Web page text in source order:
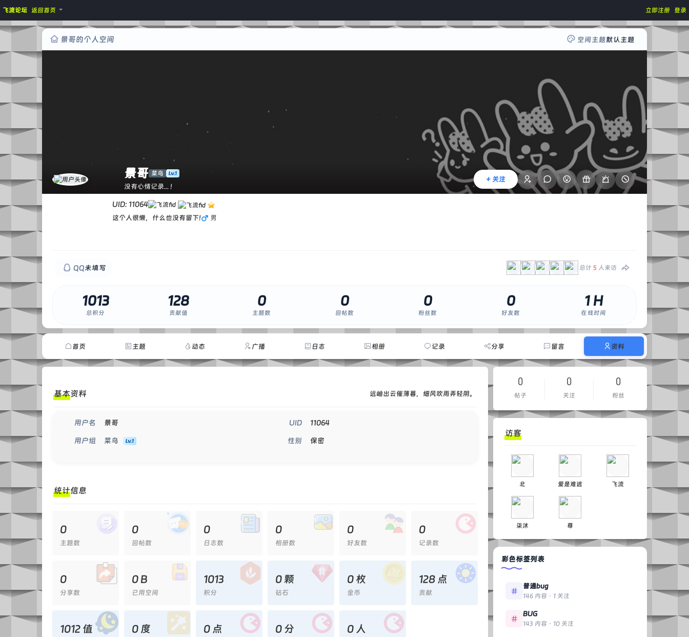
立即注册 登录
飞流论坛 返回首页
景哥的个人空间 空间主题默认主题
景哥 菜鸟
没有心情记录... !
+ 关注
UID: 11064
这个人很懒，什么也没有留下! 男
QQ未填写 总计 5 人来访
1013
总积分
128
贡献值
0
主题数
0
回帖数
0
粉丝数
0
好友数
1 H
在线时间
首页 主题 动态 广播 日志 相册 记录 分享 留言 资料
基本资料 远岫出云催薄暮，细风吹雨弄轻阴。
用户名 景哥 UID 11064
用户组 菜鸟 性别 保密
统计信息
0
主题数
0
回帖数
0
日志数
0
相册数
0
好友数
0
记录数
0
分享数
0 B
已用空间
1013
积分
0 颗
钻石
0 枚
金币
128 点
贡献
1012 值 0 度 0 点 0 分 0 人
0
帖子
0
关注
0
粉丝
访客
北 爱是难逃 飞流
柒沐 尊
彩色标签列表
普通bug
146 内容 · 1 关注
BUG
143 内容 · 10 关注